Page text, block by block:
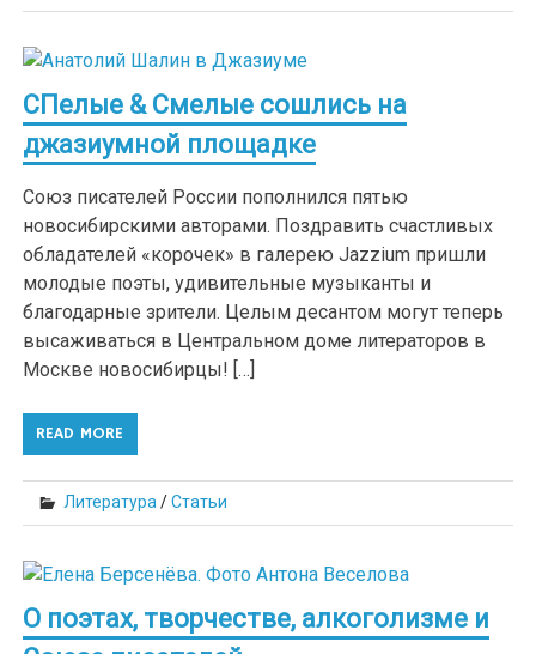
СПелые & Смелые сошлись на
джазиумной площадке
Союз писателей России пополнился пятью
новосибирскими авторами. Поздравить счастливых
обладателей «корочек» в галерею Jazzium пришли
молодые поэты, удивительные музыканты и
благодарные зрители. Целым десантом могут теперь
высаживаться в Центральном доме литераторов в
Москве новосибирцы! […]
READ MORE
Литература /Статьи
О поэтах, творчестве, алкоголизме и